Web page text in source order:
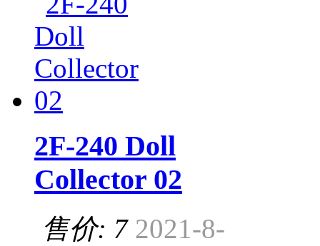
2F-240 Doll
Collector 02
售价: 7 2021-8-